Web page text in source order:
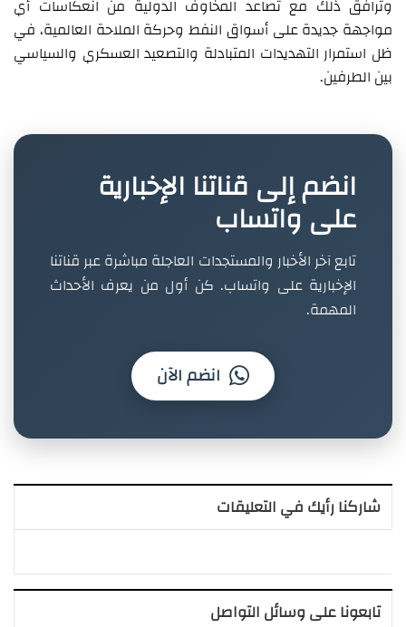
وترافق ذلك مع تصاعد المخاوف الدولية من انعكاسات أي
مواجهة جديدة على أسواق النفط وحركة الملاحة العالمية، في
ظل استمرار التهديدات المتبادلة والتصعيد العسكري والسياسي
بين الطرفين.
انضم إلى قناتنا الإخبارية
على واتساب
تابع آخر الأخبار والمستجدات العاجلة مباشرة عبر قناتنا
الإخبارية على واتساب. كن أول من يعرف الأحداث
المهمة.
انضم الآن
شاركنا رأيك في التعليقات
تابعونا على وسائل التواصل